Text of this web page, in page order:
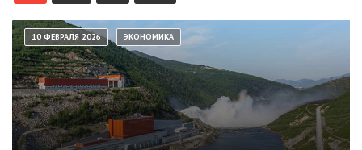
10 ФЕВРАЛЯ 2026 ЭКОНОМИКА